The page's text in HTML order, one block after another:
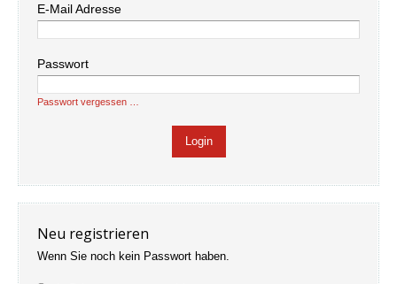
E-Mail Adresse
Passwort
Passwort vergessen …
Neu registrieren
Wenn Sie noch kein Passwort haben.